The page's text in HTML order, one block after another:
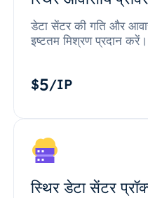
डेटा सेंटर की गति और
इष्टतम मिश्रण प्रदान करें।
$5/IP
स्थिर डेटा सेंटर